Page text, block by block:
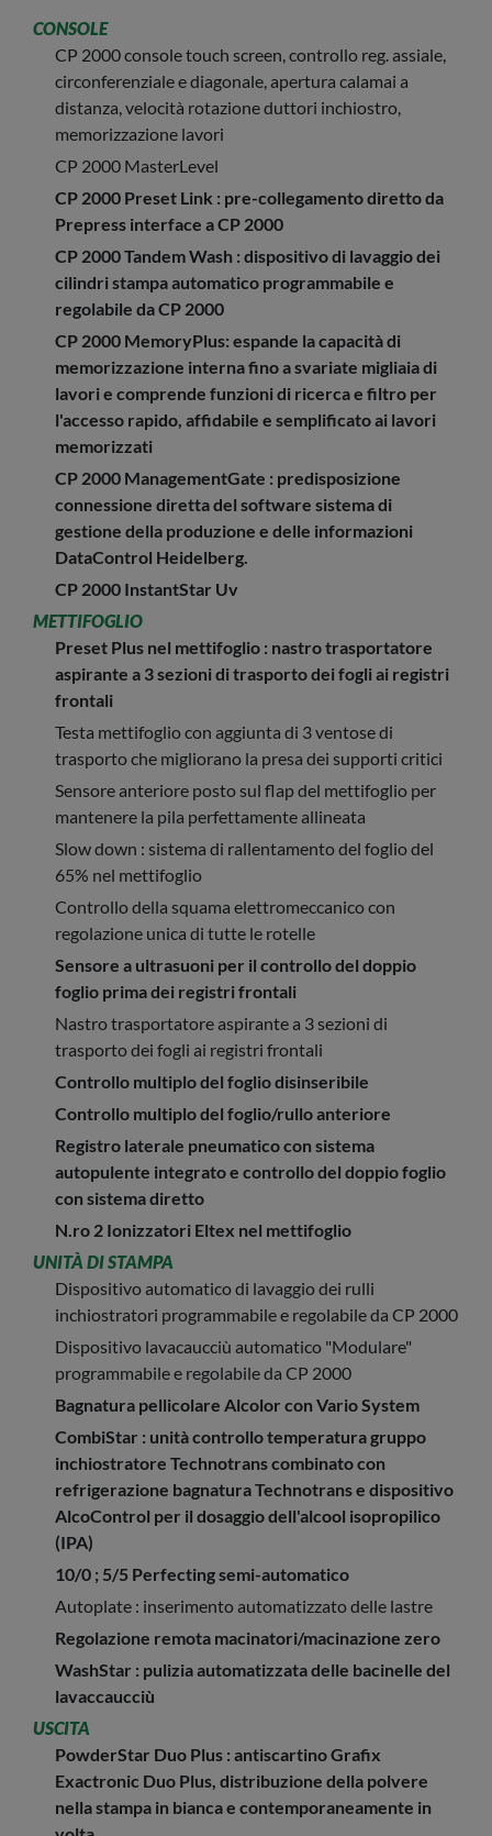
CONSOLE
CP 2000 console touch screen, controllo reg. assiale,
circonferenziale e diagonale, apertura calamai a
distanza, velocità rotazione duttori inchiostro,
memorizzazione lavori
CP 2000 MasterLevel
CP 2000 Preset Link : pre-collegamento diretto da
Prepress interface a CP 2000
CP 2000 Tandem Wash : dispositivo di lavaggio dei
cilindri stampa automatico programmabile e
regolabile da CP 2000
CP 2000 MemoryPlus: espande la capacità di
memorizzazione interna fino a svariate migliaia di
lavori e comprende funzioni di ricerca e filtro per
l'accesso rapido, affidabile e semplificato ai lavori
memorizzati
CP 2000 ManagementGate : predisposizione
connessione diretta del software sistema di
gestione della produzione e delle informazioni
DataControl Heidelberg.
CP 2000 InstantStar Uv
METTIFOGLIO
Preset Plus nel mettifoglio : nastro trasportatore
aspirante a 3 sezioni di trasporto dei fogli ai registri
frontali
Testa mettifoglio con aggiunta di 3 ventose di
trasporto che migliorano la presa dei supporti critici
Sensore anteriore posto sul flap del mettifoglio per
mantenere la pila perfettamente allineata
Slow down : sistema di rallentamento del foglio del
65% nel mettifoglio
Controllo della squama elettromeccanico con
regolazione unica di tutte le rotelle
Sensore a ultrasuoni per il controllo del doppio
foglio prima dei registri frontali
Nastro trasportatore aspirante a 3 sezioni di
trasporto dei fogli ai registri frontali
Controllo multiplo del foglio disinseribile
Controllo multiplo del foglio/rullo anteriore
Registro laterale pneumatico con sistema
autopulente integrato e controllo del doppio foglio
con sistema diretto
N.ro 2 Ionizzatori Eltex nel mettifoglio
UNITÀ DI STAMPA
Dispositivo automatico di lavaggio dei rulli
inchiostratori programmabile e regolabile da CP 2000
Dispositivo lavacaucciù automatico "Modulare"
programmabile e regolabile da CP 2000
Bagnatura pellicolare Alcolor con Vario System
CombiStar : unità controllo temperatura gruppo
inchiostratore Technotrans combinato con
refrigerazione bagnatura Technotrans e dispositivo
AlcoControl per il dosaggio dell'alcool isopropilico
(IPA)
10/0 ; 5/5 Perfecting semi-automatico
Autoplate : inserimento automatizzato delle lastre
Regolazione remota macinatori/macinazione zero
WashStar : pulizia automatizzata delle bacinelle del
lavaccaucciù
USCITA
PowderStar Duo Plus : antiscartino Grafix
Exactronic Duo Plus, distribuzione della polvere
nella stampa in bianca e contemporaneamente in